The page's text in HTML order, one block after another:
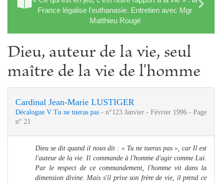
France légalise l'euthanasie. Entretien avec Mgr
Matthieu Rougé
Dieu, auteur de la vie, seul
maître de la vie de l'homme
Cardinal Jean-Marie LUSTIGER
Décalogue V Tu ne tueras pas - n°123 Janvier - Février 1996 - Page
n° 21
Dieu se dit quand il nous dit : « Tu ne tueras pas », car Il est
l'auteur de la vie. Il commande à l'homme d'agir comme Lui.
Par le respect de ce commandement, l'homme vit dans la
dimension divine. Mais s'il prive son frère de vie, il prend ce